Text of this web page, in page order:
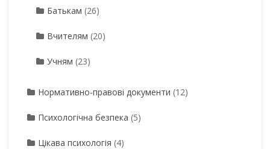
Батькам (26)
Вчителям (20)
Учням (23)
Нормативно-правові документи (12)
Психологічна безпека (5)
Цікава психологія (4)